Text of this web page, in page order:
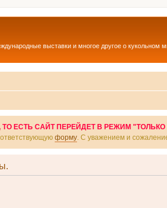
выставки и многое другое о
ЕСТЬ САЙТ ПЕРЕЙДЕТ В РЕЖИМ "ТОЛЬКО
форму . С уважением и